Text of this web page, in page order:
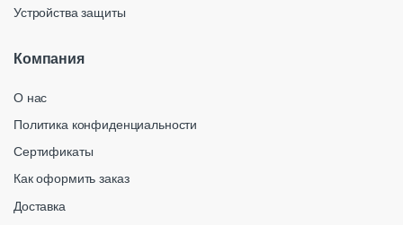
Устройства защиты
Компания
О нас
Политика конфиденциальности
Сертификаты
Как оформить заказ
Доставка